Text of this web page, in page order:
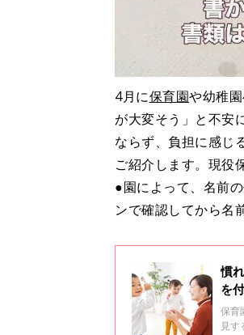
4月に保育園や幼稚
が大変そう」と不安
ならず、負担に感じ
ご紹介します。現役
●園によって、名前
ンで確認してから名
慣
を
保育
見す